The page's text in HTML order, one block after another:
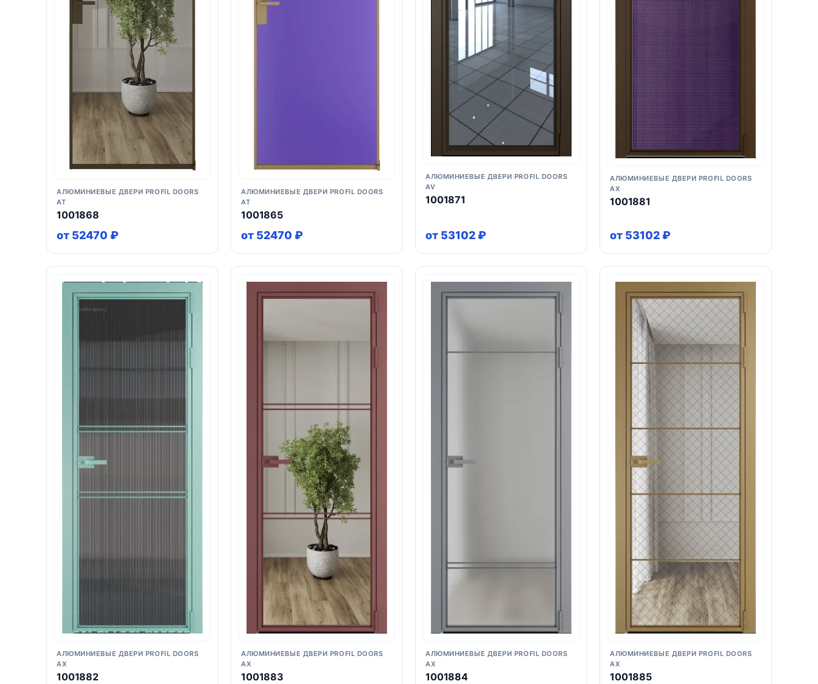
АЛЮМИНИЕВЫЕ ДВЕРИ PROFIL DOORS
AT
1001868
от 52470 ₽
АЛЮМИНИЕВЫЕ ДВЕРИ PROFIL DOORS
AT
1001865
от 52470 ₽
АЛЮМИНИЕВЫЕ ДВЕРИ PROFIL DOORS
AV
1001871
от 53102 ₽
АЛЮМИНИЕВЫЕ ДВЕРИ PROFIL DOORS
AX
1001881
от 53102 ₽
АЛЮМИНИЕВЫЕ ДВЕРИ PROFIL DOORS
AX
1001882
АЛЮМИНИЕВЫЕ ДВЕРИ PROFIL DOORS
AX
1001883
АЛЮМИНИЕВЫЕ ДВЕРИ PROFIL DOORS
AX
1001884
АЛЮМИНИЕВЫЕ ДВЕРИ PROFIL DOORS
AX
1001885